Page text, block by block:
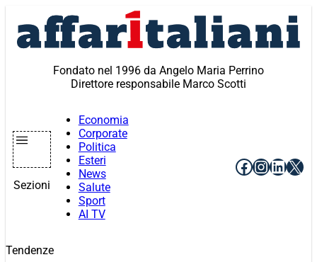
contenuto
Fondato nel 1996 da Angelo Maria Perrino
Direttore responsabile Marco Scotti
Sezioni
Economia
Corporate
Politica
Esteri
News
Salute
Sport
AI TV
Facebook
X
Tendenze